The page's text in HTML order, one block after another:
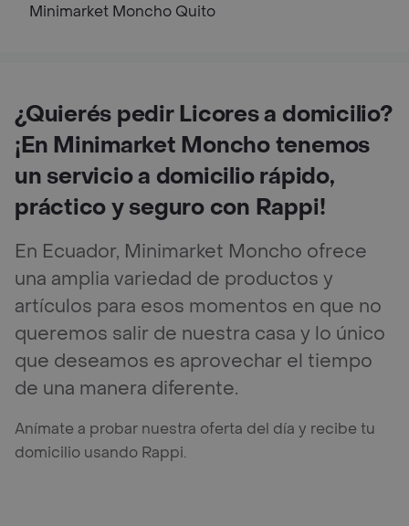
Minimarket Moncho Quito
¿Quierés pedir Licores a domicilio?
¡En Minimarket Moncho tenemos
un servicio a domicilio rápido,
práctico y seguro con Rappi!
En Ecuador, Minimarket Moncho ofrece
una amplia variedad de productos y
artículos para esos momentos en que no
queremos salir de nuestra casa y lo único
que deseamos es aprovechar el tiempo
de una manera diferente.
Anímate a probar nuestra oferta del día y recibe tu
domicilio usando Rappi.